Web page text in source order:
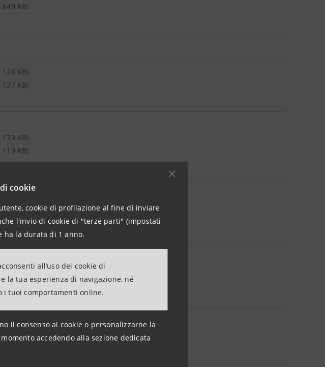
cookie
cookie di profilazione al fine di inviare
l'invio di cookie di "terze parti" (impostati
ha la durata di 1 anno.
all’uso dei cookie di
la tua esperienza di navigazione, né
tuoi comportamenti online.
il consenso ai cookie o personalizzarne la
accedendo alla sezione dedicata
KB)
KB)
KB)
KB)
KB)
279 KB)
KB)
KB)
KB)
KB)